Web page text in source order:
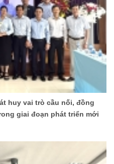
huy vai trò cầu nối, đồng
giai đoạn phát triển mới